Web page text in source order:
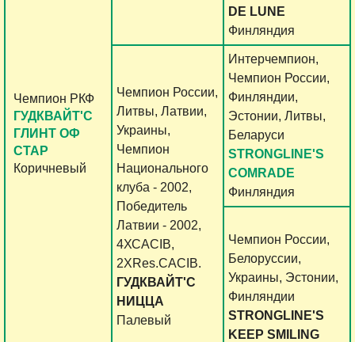
Чемпион РКФ
ГУДКВАЙТ'С
ГЛИНТ ОФ
СТАР
Коричневый
DE LUNE
Финляндия
Чемпион России,
Литвы, Латвии,
Украины,
Чемпион
Национального
клуба - 2002,
Победитель
Латвии - 2002,
4ХСАСIB,
2XRes.САСIB.
ГУДКВАЙТ'С
НИЦЦА
Палевый
Интерчемпион,
Чемпион России,
Финляндии,
Эстонии, Литвы,
Беларуси
STRONGLINE'S
COMRADE
Финляндия
Чемпион России,
Белоруссии,
Украины, Эстонии,
Финляндии
STRONGLINE'S
KEEP SMILING